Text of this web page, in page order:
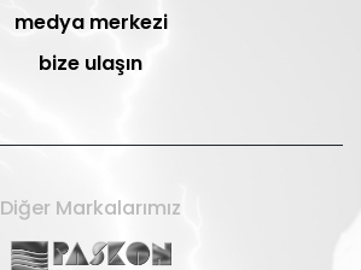
medya merkezi
bize ulaşın
Diğer Markalarımız